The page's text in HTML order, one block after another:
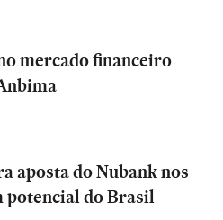
mercado financeiro
aposta do Nubank nos
potencial do Brasil